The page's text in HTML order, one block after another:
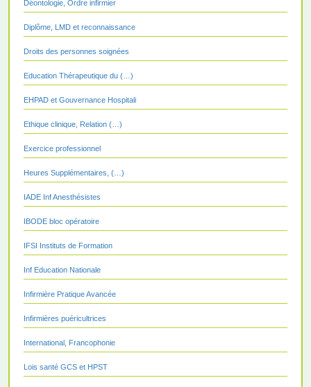
Déontologie, Ordre infirmier
Diplôme, LMD et reconnaissance
Droits des personnes soignées
Education Thérapeutique du (…)
EHPAD et Gouvernance Hospitali
Ethique clinique, Relation (…)
Exercice professionnel
Heures Supplémentaires, (…)
IADE Inf Anesthésistes
IBODE bloc opératoire
IFSI Instituts de Formation
Inf Education Nationale
Infirmière Pratique Avancée
Infirmières puéricultrices
International, Francophonie
Lois santé GCS et HPST